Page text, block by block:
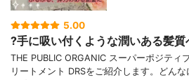
5.00
?手に吸い付くような潤いある髪質
THE PUBLIC ORGANIC スーパーポジティ
リートメント DRSをご紹介します。どん